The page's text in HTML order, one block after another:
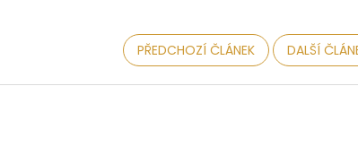
PŘEDCHOZÍ ČLÁNEK DALŠÍ